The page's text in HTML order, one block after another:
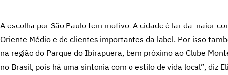
A escolha por São Paulo tem motivo. A cidade é lar da maior
Oriente Médio e de clientes importantes da label. Por isso
na região do Parque do Ibirapuera, bem próximo ao Clube
no Brasil, pois há uma sintonia com o estilo de vida local”, diz